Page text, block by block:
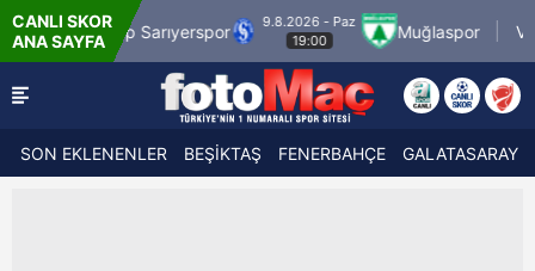
CANLI SKOR
ANA SAYFA
9.8.2026 - Paz
19:00
Muğlaspor Vanspor
9.8.2026 - Paz
21:30
SON EKLENENLER BEŞİKTAŞ FENERBAHÇE GALATASARAY